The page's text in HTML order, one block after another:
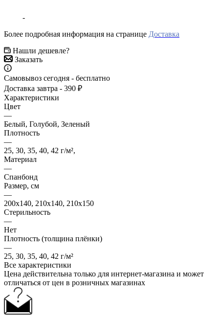
-
Более подробная информация на странице Доставка
Нашли дешевле?
Заказать
Самовывоз сегодня - бесплатно
Доставка завтра - 390 ₽
Характеристики
Цвет
—
Белый, Голубой, Зеленый
Плотность
—
25, 30, 35, 40, 42 г/м²,
Материал
—
Спанбонд
Размер, см
—
200x140, 210x140, 210x150
Стерильность
—
Нет
Плотность (толщина плёнки)
—
25, 30, 35, 40, 42 г/м²
Все характеристики
Цена действительна только для интернет-магазина и может
отличаться от цен в розничных магазинах